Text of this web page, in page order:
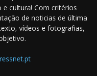
cultura! Com critérios
de noticias de última
vídeos e fotografias,